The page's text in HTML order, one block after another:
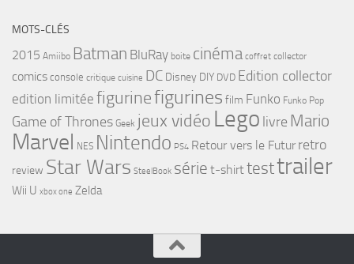
MOTS-CLÉS
2015 Amiibo Batman BluRay boite cinéma coffret collector
comics console critique cuisine DC Disney DIY DVD Edition collector
edition limitée figurinefigurines film Funko Funko Pop
Game of Thrones Geek jeux vidéo Lego livre Mario
Marvel NES Nintendo PS4 Retour vers le Futur retro
review Star Wars SteelBook série t-shirttesttrailer
Wii U xbox one Zelda